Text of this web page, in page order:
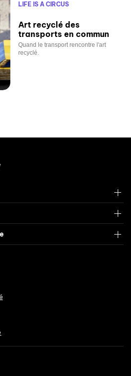
LIFE IS A CIRCUS
Art recyclé des
transports en commun
Quand le transport rencontre l'art
recyclé.